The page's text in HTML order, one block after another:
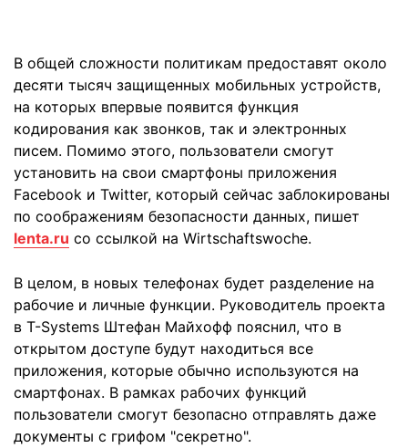
В общей сложности политикам предоставят около
десяти тысяч защищенных мобильных устройств,
на которых впервые появится функция
кодирования как звонков, так и электронных
писем. Помимо этого, пользователи смогут
установить на свои смартфоны приложения
Facebook и Twitter, который сейчас заблокированы
по соображениям безопасности данных, пишет
lenta.ru со ссылкой на Wirtschaftswoche.
В целом, в новых телефонах будет разделение на
рабочие и личные функции. Руководитель проекта
в T-Systems Штефан Майхофф пояснил, что в
открытом доступе будут находиться все
приложения, которые обычно используются на
смартфонах. В рамках рабочих функций
пользователи смогут безопасно отправлять даже
документы с грифом "секретно".